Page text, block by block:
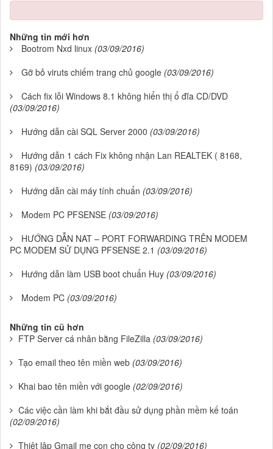
Những tin mới hơn
Bootrom Nxd linux (03/09/2016)
Gỡ bỏ viruts chiếm trang chủ google (03/09/2016)
Cách fix lỗi Windows 8.1 không hiển thị ổ đĩa CD/DVD
(03/09/2016)
Hướng dẫn cài SQL Server 2000 (03/09/2016)
Hướng dẫn 1 cách Fix không nhận Lan REALTEK ( 8168,
8169) (03/09/2016)
Hướng dẫn cài máy tính chuẩn (03/09/2016)
Modem PC PFSENSE (03/09/2016)
HƯỚNG DẪN NAT – PORT FORWARDING TRÊN MODEM
PC MODEM SỬ DỤNG PFSENSE 2.1 (03/09/2016)
Hướng dẫn làm USB boot chuẩn Huy (03/09/2016)
Modem PC (03/09/2016)
Những tin cũ hơn
FTP Server cá nhân bằng FileZilla (03/09/2016)
Tạo email theo tên miền web (03/09/2016)
Khai bao tên miền với google (02/09/2016)
Các việc cần làm khi bắt đầu sử dụng phần mềm kế toán
(02/09/2016)
Thiêt lập Gmail mẹ con cho công ty (02/09/2016)